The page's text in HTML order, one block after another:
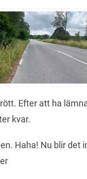
Efter att ha
kvar.
Haha! Nu blir det